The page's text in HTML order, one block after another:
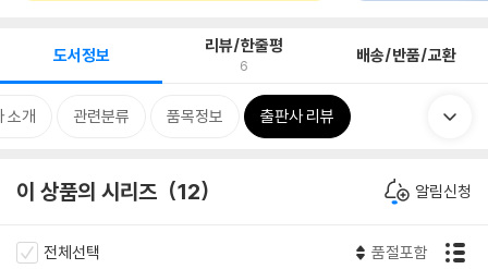
도서정보 리뷰/한줄평
6 배송/반품/교환
소개 관련분류 품목정보 출판사 리뷰
이 상품의 시리즈 12 알림신청
전체선택 품절포함